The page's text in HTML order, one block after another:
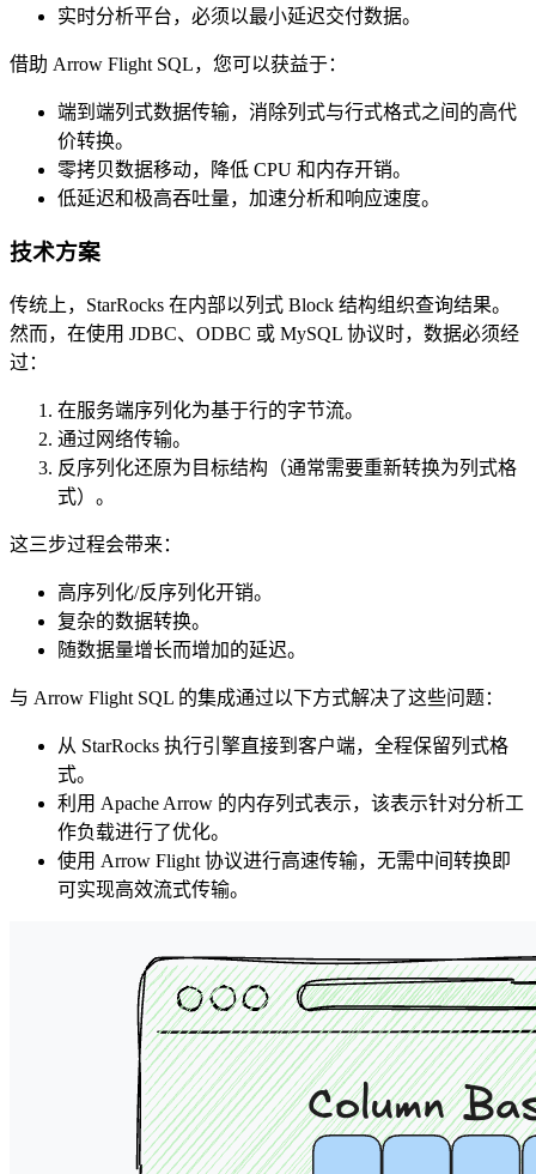
实时分析平台，必须以最小延迟交付数据。
借助 Arrow Flight SQL，您可以获益于：
端到端列式数据传输，消除列式与行式格式之间的高代
价转换。
零拷贝数据移动，降低 CPU 和内存开销。
低延迟和极高吞吐量，加速分析和响应速度。
技术方案
传统上，StarRocks 在内部以列式 Block 结构组织查询结果。
然而，在使用 JDBC、ODBC 或 MySQL 协议时，数据必须经
过：
在服务端序列化为基于行的字节流。
通过网络传输。
反序列化还原为目标结构（通常需要重新转换为列式格
式）。
这三步过程会带来：
高序列化/反序列化开销。
复杂的数据转换。
随数据量增长而增加的延迟。
与 Arrow Flight SQL 的集成通过以下方式解决了这些问题：
从 StarRocks 执行引擎直接到客户端，全程保留列式格
式。
利用 Apache Arrow 的内存列式表示，该表示针对分析工
作负载进行了优化。
使用 Arrow Flight 协议进行高速传输，无需中间转换即
可实现高效流式传输。